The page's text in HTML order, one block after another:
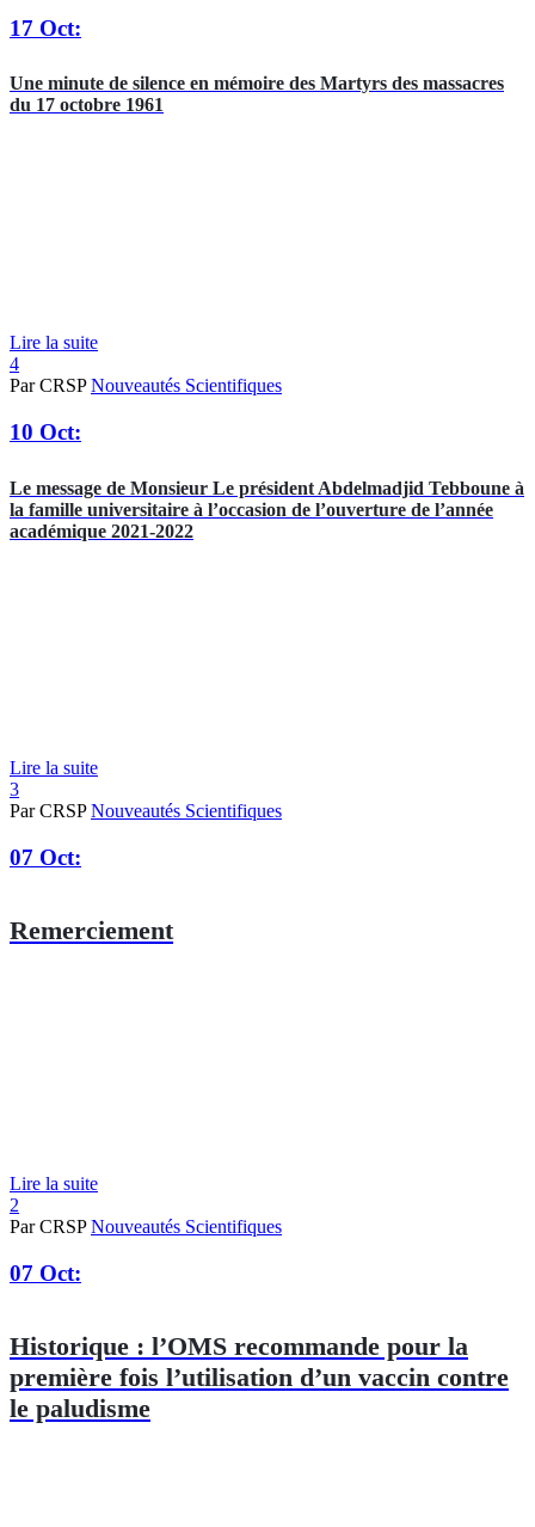
17 Oct:
Une minute de silence en mémoire des Martyrs des massacres
du 17 octobre 1961
Lire la suite
4
Par CRSP Nouveautés Scientifiques
10 Oct:
Le message de Monsieur Le président Abdelmadjid Tebboune à
la famille universitaire à l’occasion de l’ouverture de l’année
académique 2021-2022
Lire la suite
3
Par CRSP Nouveautés Scientifiques
07 Oct:
Remerciement
Lire la suite
2
Par CRSP Nouveautés Scientifiques
07 Oct:
Historique : l’OMS recommande pour la
première fois l’utilisation d’un vaccin contre
le paludisme